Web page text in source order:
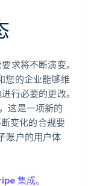
求将不断演变。
您的企业能够维
行必要的更改。
，这是一项新的
变化的合规要
账户的用户体
集成。